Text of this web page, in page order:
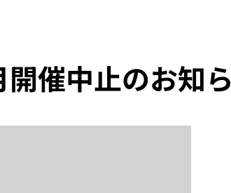
法人広島横川SCC
催中止のお知